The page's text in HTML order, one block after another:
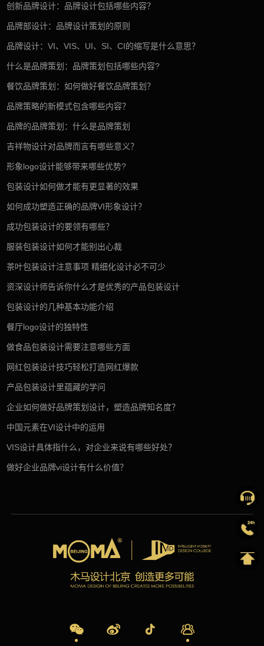
创新品牌设计：品牌设计包括哪些内容？
品牌部设计：品牌设计策划的原则
品牌设计：VI、VIS、UI、SI、CI的缩写是什么意思？
什么是品牌策划：品牌策划包括哪些内容?
餐饮品牌策划：如何做好餐饮品牌策划？
品牌策略的新模式包含哪些内容？
品牌的品牌策划：什么是品牌策划
吉祥物设计对品牌而言有哪些意义？
形象logo设计能够带来哪些优势?
包装设计如何做才能有更显著的效果
如何成功塑造正确的品牌VI形象设计？
成功包装设计的要领有哪些？
服装包装设计如何才能别出心裁
茶叶包装设计注意事项 精细化设计必不可少
资深设计师告诉你什么才是优秀的产品包装设计
包装设计的几种基本功能介绍
餐厅logo设计的独特性
做食品包装设计需要注意哪些方面
网红包装设计技巧轻松打造网红爆款
产品包装设计里蕴藏的学问
企业如何做好品牌策划设计，塑造品牌知名度？
中国元素在VI设计中的运用
VIS设计具体指什么，对企业来说有哪些好处？
做好企业品牌vi设计有什么价值？